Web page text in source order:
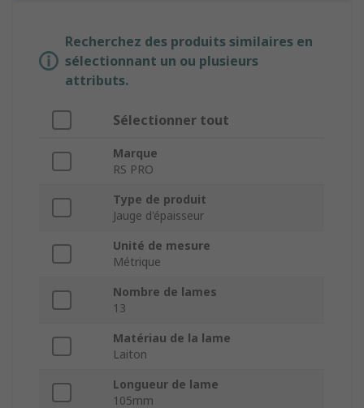
Recherchez des produits similaires en
sélectionnant un ou plusieurs
attributs.
Sélectionner tout
Marque
RS PRO
Type de produit
Jauge d'épaisseur
Unité de mesure
Métrique
Nombre de lames
13
Matériau de la lame
Laiton
Longueur de lame
105mm